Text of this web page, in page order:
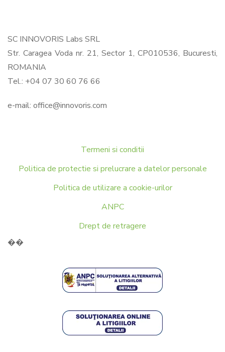
SC INNOVORIS Labs SRL
Str. Caragea Voda nr. 21, Sector 1, CP010536, Bucuresti,
ROMANIA
Tel.: +04 07 30 60 76 66
e-mail: office@innovoris.com
Termeni si conditii
Politica de protectie si prelucrare a datelor personale
Politica de utilizare a cookie-urilor
ANPC
Drept de retragere
��